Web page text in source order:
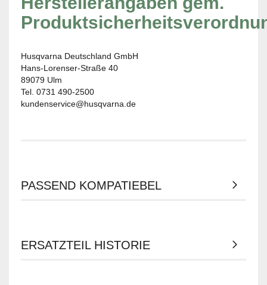
Husqvarna Deutschland GmbH
Hans-Lorenser-Straße 40
89079 Ulm
Tel. 0731 490-2500
kundenservice@husqvarna.de
PASSEND KOMPATIEBEL
ERSATZTEIL HISTORIE